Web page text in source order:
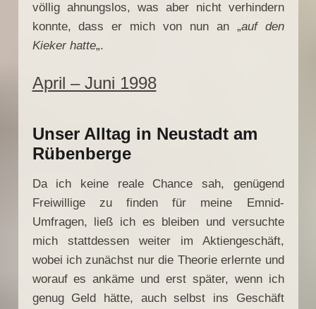
völlig ahnungslos, was aber nicht verhindern
konnte, dass er mich von nun an „auf den
Kieker hatte„.
April – Juni 1998
Unser Alltag in Neustadt am
Rübenberge
Da ich keine reale Chance sah, genügend
Freiwillige zu finden für meine Emnid-
Umfragen, ließ ich es bleiben und versuchte
mich stattdessen weiter im Aktiengeschäft,
wobei ich zunächst nur die Theorie erlernte und
worauf es ankäme und erst später, wenn ich
genug Geld hätte, auch selbst ins Geschäft